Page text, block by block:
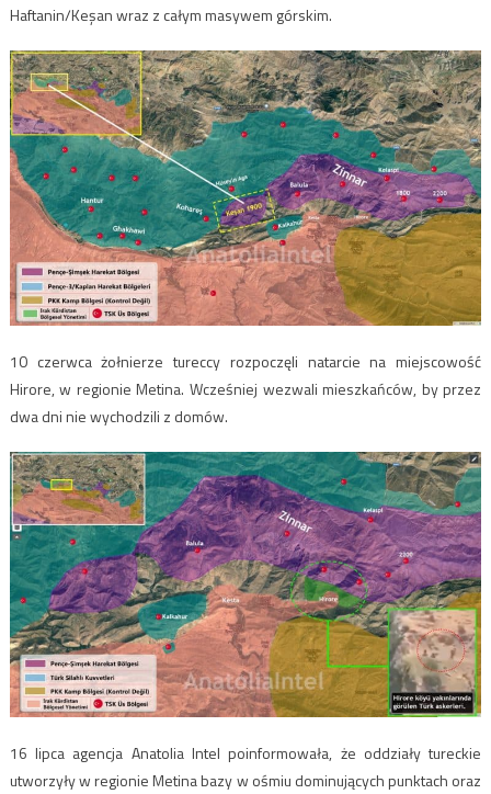
Haftanin/Keşan wraz z całym masywem górskim.
10 czerwca żołnierze tureccy rozpoczęli natarcie na miejscowość
Hirore, w regionie Metina. Wcześniej wezwali mieszkańców, by przez
dwa dni nie wychodzili z domów.
16 lipca agencja Anatolia Intel poinformowała, że oddziały tureckie
utworzyły w regionie Metina bazy w ośmiu dominujących punktach oraz